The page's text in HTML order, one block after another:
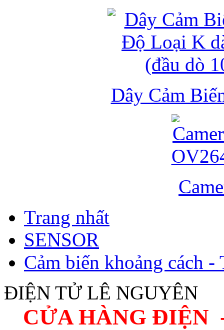
Dây Cảm
Trang nhất
SENSOR
Cảm biến khoảng cách -
ĐIỆN TỬ LÊ NGUYÊN
CỬA HÀNG ĐIỆN